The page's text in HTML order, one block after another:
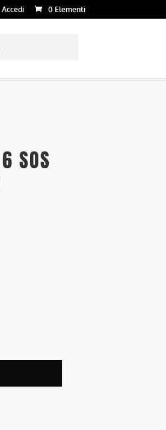
Accedi 0 Elementi
SOS